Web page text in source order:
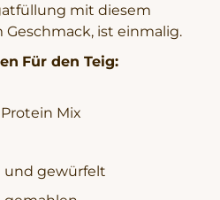
mit diesem
ist einmalig.
Für den Teig:
Mix
und gewürfelt